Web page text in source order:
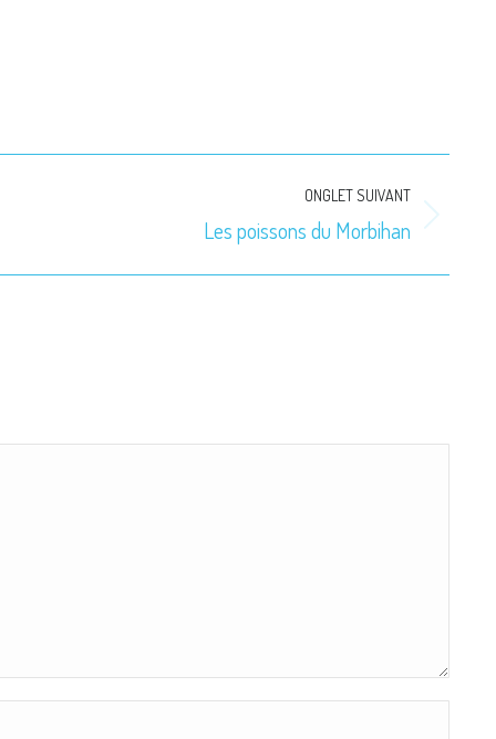
ONGLET SUIVANT
Les poissons du Morbihan